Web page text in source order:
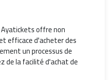
offre non
efficace d'acheter des
un processus de
de la facilité d'achat de